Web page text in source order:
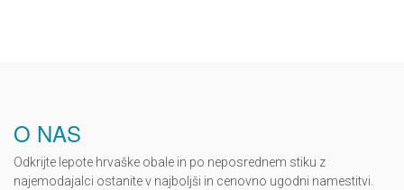
O NAS
Odkrijte lepote hrvaške obale in po neposrednem stiku z
najemodajalci ostanite v najboljši in cenovno ugodni namestitvi.